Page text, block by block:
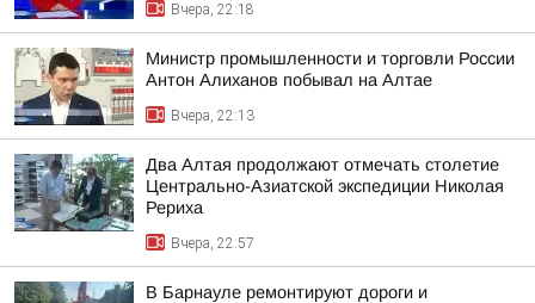
Вчера, 22:18
Министр промышленности и торговли России
Антон Алиханов побывал на Алтае
Вчера, 22:13
Два Алтая продолжают отмечать столетие
Центрально-Азиатской экспедиции Николая
Рериха
Вчера, 22:57
В Барнауле ремонтируют дороги и